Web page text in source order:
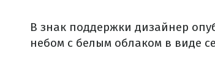
В знак поддержки дизайнер
небом с белым облаком в виде